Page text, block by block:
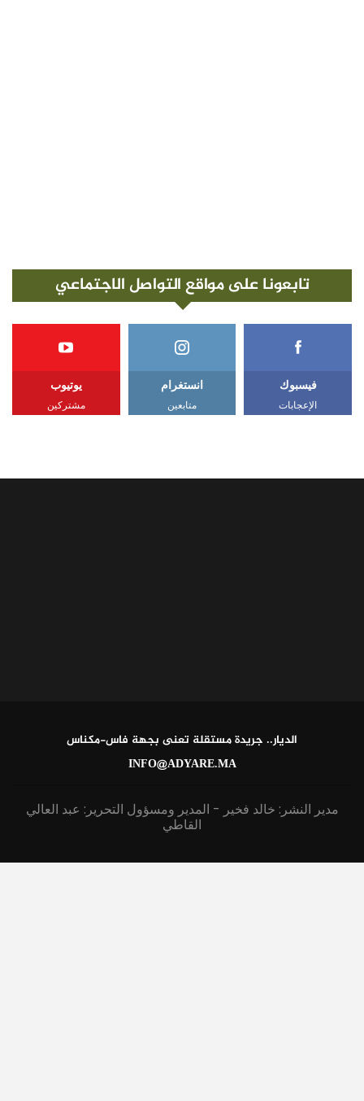
تابعونا على مواقع التواصل الاجتماعي
فيسبوك
الإعجابات
انستغرام
متابعين
يوتيوب
مشتركين
الديار.. جريدة مستقلة تعنى بجهة فاس-مكناس
INFO@ADYARE.MA
مدير النشر: خالد فخير - المدير ومسؤول التحرير: عبد العالي
القاطي